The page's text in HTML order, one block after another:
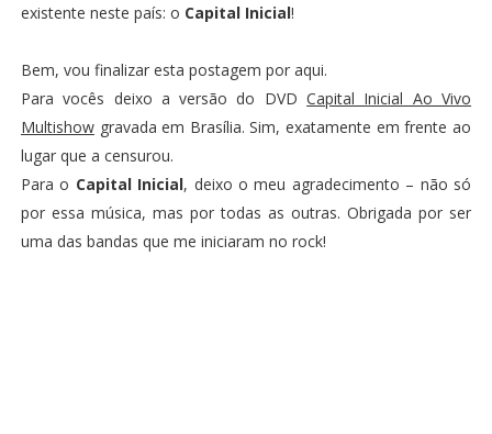
existente neste país: o Capital Inicial!
Bem, vou finalizar esta postagem por aqui.
Para vocês deixo a versão do DVDCapital Inicial Ao Vivo
Multishowgravada em Brasília. Sim, exatamente em frente ao
lugar que a censurou.
Para o Capital Inicial, deixo o meu agradecimento – não só
por essa música, mas por todas as outras. Obrigada por ser
uma das bandas que me iniciaram no rock!